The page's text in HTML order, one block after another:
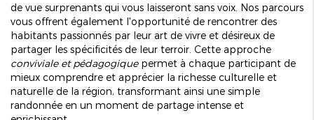
de vue surprenants qui vous laisseront sans voix. Nos parcours
vous offrent également l'opportunité de rencontrer des
habitants passionnés par leur art de vivre et désireux de
partager les spécificités de leur terroir. Cette approche
conviviale et pédagogiquepermet à chaque participant de
mieux comprendre et apprécier la richesse culturelle et
naturelle de la région, transformant ainsi une simple
randonnée en un moment de partage intense et